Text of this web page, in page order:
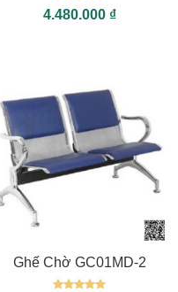
Được xếp
hạng55
4.480.000 ₫
Ghế Chờ GC01MD-2